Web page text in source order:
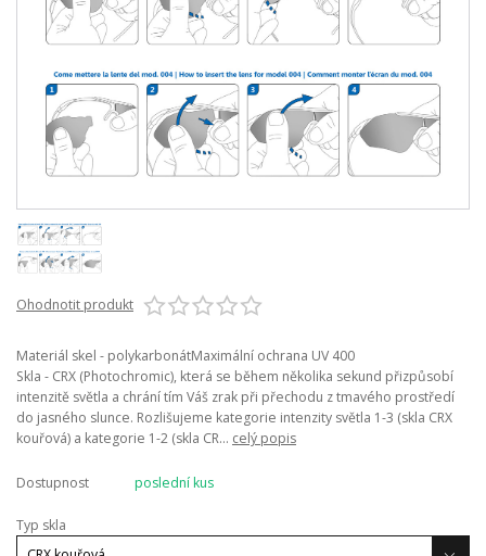
Ohodnotit produkt
Materiál skel - polykarbonátMaximální ochrana UV 400
Skla - CRX (Photochromic), která se během několika sekund přizpůsobí
intenzitě světla a chrání tím Váš zrak při přechodu z tmavého prostředí
do jasného slunce. Rozlišujeme kategorie intenzity světla 1-3 (skla CRX
kouřová) a kategorie 1-2 (skla CR... celý popis
Dostupnost poslední kus
Typ skla